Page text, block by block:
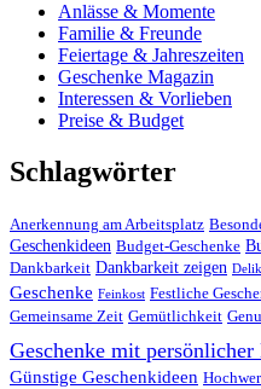
Anlässe & Momente
Familie & Freunde
Feiertage & Jahreszeiten
Geschenke Magazin
Interessen & Vorlieben
Preise & Budget
Schlagwörter
Anerkennung am Arbeitsplatz
Geschenkideen Budget-Geschenke
Dankbarkeit Dankbarkeit zeigen
Geschenke Feinkost Festliche
Gemeinsame Zeit Gemütlichkeit
Geschenke mit persönlicher
Günstige Geschenkideen